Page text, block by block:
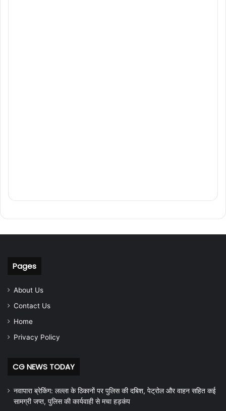
Pages
About Us
Contact Us
Home
Privacy Policy
CG NEWS TODAY
नवापारा ब्रेकिंग: लल्ला के ठिकानों पर पुलिस की दबिश, पेट्रोल और वाहन सहित कई
सामग्री जप्त, पुलिस की कार्यवाही से मचा हड़कंप